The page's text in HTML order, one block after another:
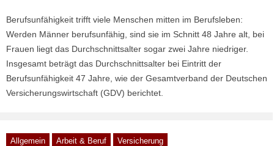
Berufsunfähigkeit trifft viele Menschen mitten im Berufsleben:
Werden Männer berufsunfähig, sind sie im Schnitt 48 Jahre alt, bei
Frauen liegt das Durchschnittsalter sogar zwei Jahre niedriger.
Insgesamt beträgt das Durchschnittsalter bei Eintritt der
Berufsunfähigkeit 47 Jahre, wie der Gesamtverband der Deutschen
Versicherungswirtschaft (GDV) berichtet.
Allgemein Arbeit & Beruf
Versicherung